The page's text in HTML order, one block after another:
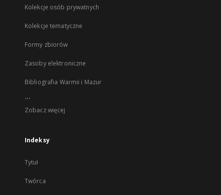
Kolekcje osób prywatnych
Kolekcje tematyczne
Formy zbiorów
Zasoby elektroniczne
Bibliografia Warmii i Mazur
...
Zobacz więcej
Indeksy
Tytuł
Twórca